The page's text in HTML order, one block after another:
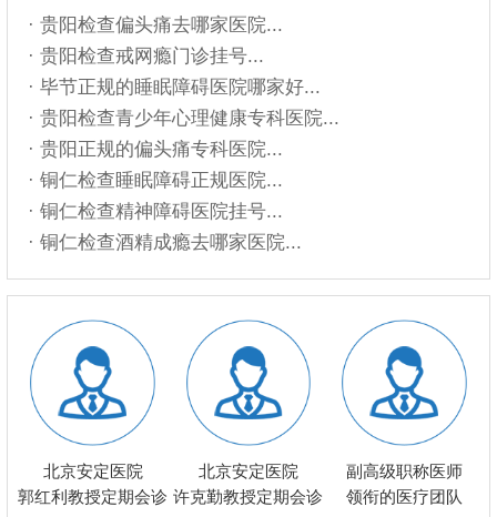
· 贵阳检查偏头痛去哪家医院...
· 贵阳检查戒网瘾门诊挂号...
· 毕节正规的睡眠障碍医院哪家好...
· 贵阳检查青少年心理健康专科医院...
· 贵阳正规的偏头痛专科医院...
· 铜仁检查睡眠障碍正规医院...
· 铜仁检查精神障碍医院挂号...
· 铜仁检查酒精成瘾去哪家医院...
北京安定医院
郭红利教授定期会诊
北京安定医院
许克勤教授定期会诊
副高级职称医师
领衔的医疗团队